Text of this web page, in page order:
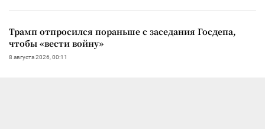
Трамп отпросился пораньше с заседания Госдепа,
чтобы «вести войну»
8 августа 2026, 00:11